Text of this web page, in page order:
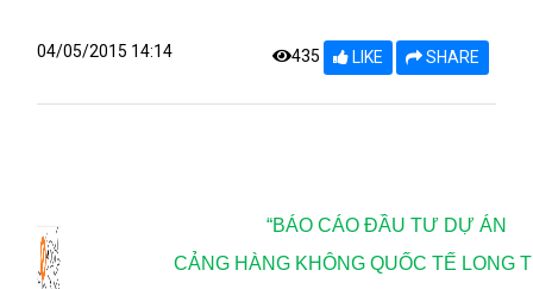
04/05/2015 14:14 435 LIKE SHARE
“BÁO CÁO ĐẦU TƯ DỰ ÁN
CẢNG HÀNG KHÔNG QUỐC TẾ LONG